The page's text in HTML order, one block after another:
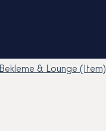
Bekleme & Lounge (Item)